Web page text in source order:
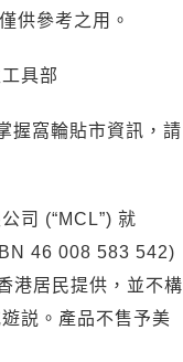
供參考之用。
具部
握窩輪貼市資訊，請
司 (“MCL”) 就
46 008 583 542)
港居民提供，並不構
説。產品不售予美